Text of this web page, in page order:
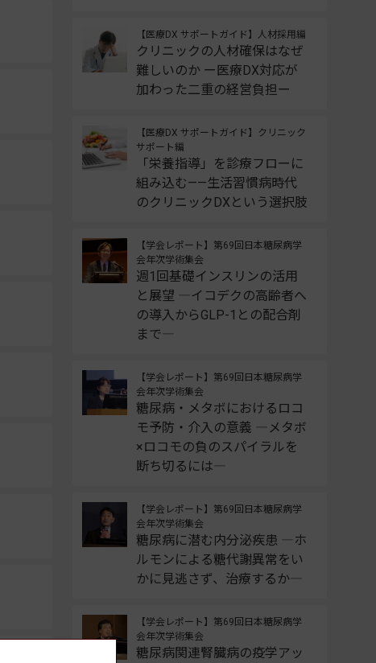
クリニックの人材確保はなぜ
難しいのか ー医療DX対応が
加わった二重の経営負担ー
【医療DX サポートガイド】人材採用編
「栄養指導」を診療フローに
組み込む——生活習慣病時代
のクリニックDXという選択肢
【医療DX サポートガイド】クリニック
サポート編
週1回基礎インスリンの活用
と展望 ―イコデクの高齢者へ
の導入からGLP-1との配合剤
まで―
【学会レポート】第69回日本糖尿病学
会年次学術集会
糖尿病・メタボにおけるロコ
モ予防・介入の意義 ―メタボ
×ロコモの負のスパイラルを
断ち切るには―
【学会レポート】第69回日本糖尿病学
会年次学術集会
糖尿病に潜む内分泌疾患 ―ホ
ルモンによる糖代謝異常をい
かに見逃さず、治療するか―
【学会レポート】第69回日本糖尿病学
会年次学術集会
糖尿病関連腎臓病の疫学アッ
【学会レポート】第69回日本糖尿病学
会年次学術集会